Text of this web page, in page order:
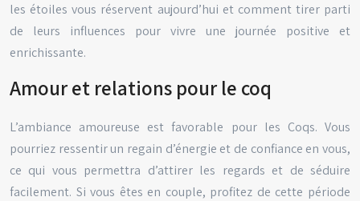
les étoiles vous réservent aujourd’hui et comment tirer parti
de leurs influences pour vivre une journée positive et
enrichissante.
Amour et relations pour le coq
L’ambiance amoureuse est favorable pour les Coqs. Vous
pourriez ressentir un regain d’énergie et de confiance en vous,
ce qui vous permettra d’attirer les regards et de séduire
facilement. Si vous êtes en couple, profitez de cette période